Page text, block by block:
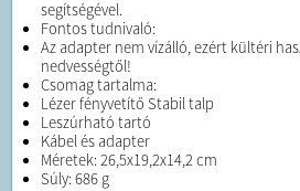
segítségével.
Fontos tudnivaló:
Az adapter nem vízálló, ezért kültéri
nedvességtől!
Csomag tartalma:
Lézer fényvetítő Stabil talp
Leszúrható tartó
Kábel és adapter
Méretek: 26,5x19,2x14,2 cm
Súly: 686 g